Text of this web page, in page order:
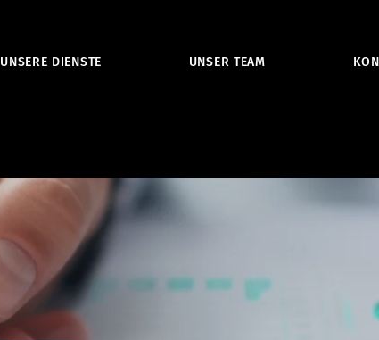
UNSERE DIENSTE UNSER TEAM